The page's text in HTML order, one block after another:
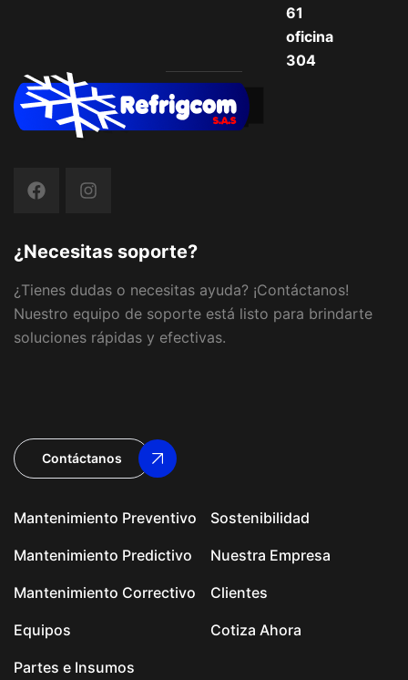
61
oficina
304
Mantenimiento Preventivo
Mantenimiento Predictivo
Mantenimiento Correctivo
Equipos
Partes e Insumos
Sostenibilidad
Nuestra Empresa
Clientes
Cotiza Ahora
¿Necesitas soporte?
¿Tienes dudas o necesitas ayuda? ¡Contáctanos!
Nuestro equipo de soporte está listo para brindarte
soluciones rápidas y efectivas.
Contáctanos